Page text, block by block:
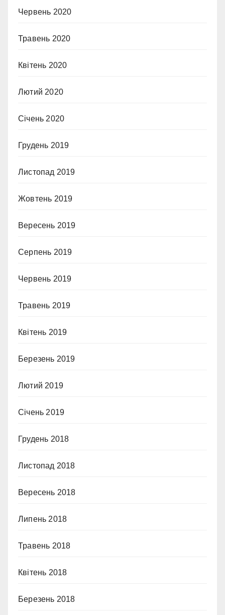
Червень 2020
Травень 2020
Квітень 2020
Лютий 2020
Січень 2020
Грудень 2019
Листопад 2019
Жовтень 2019
Вересень 2019
Серпень 2019
Червень 2019
Травень 2019
Квітень 2019
Березень 2019
Лютий 2019
Січень 2019
Грудень 2018
Листопад 2018
Вересень 2018
Липень 2018
Травень 2018
Квітень 2018
Березень 2018